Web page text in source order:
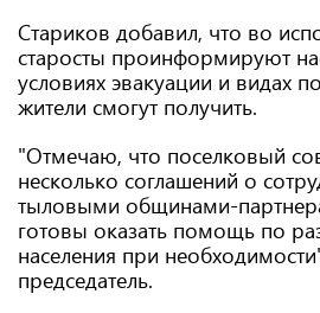
Стариков добавил, что во
старосты проинформируют
условиях эвакуации и видах
жители смогут получить.
"Отмечаю, что поселковый
несколько соглашений о
тыловыми общинами-
готовы оказать помощь по
населения при
председатель.